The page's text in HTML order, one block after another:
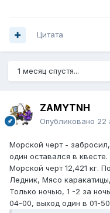
Цитата
1 месяц спустя...
ZAMYTNH
Опубликовано 22
Морской черт -
один оставался в квесте.
Морской черт 12,421 кг.
Ледник, Мясо
Только ночью, 1 -2 за
04-00, выход один в 01-